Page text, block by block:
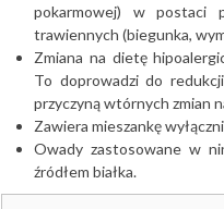
pokarmowej) w postaci
trawiennych (biegunka,
Zmiana na dietę
To doprowadzi do
przyczyną wtórnych zmian
Zawiera mieszankę
Owady zastosowane w
źródłem białka.